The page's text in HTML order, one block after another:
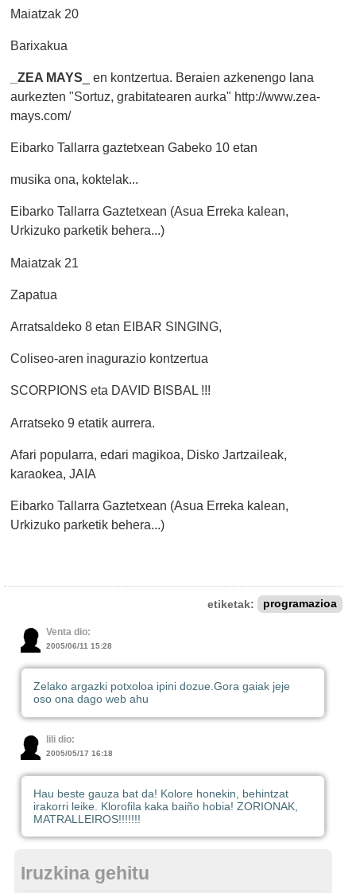
Maiatzak 20
Barixakua
_ZEA MAYS _ en kontzertua. Beraien azkenengo lana
aurkezten "Sortuz, grabitatearen aurka" http://www.zea-
mays.com/
Eibarko Tallarra gaztetxean Gabeko 10 etan
musika ona, koktelak...
Eibarko Tallarra Gaztetxean (Asua Erreka kalean,
Urkizuko parketik behera...)
Maiatzak 21
Zapatua
Arratsaldeko 8 etan EIBAR SINGING,
Coliseo-aren inagurazio kontzertua
SCORPIONS eta DAVID BISBAL !!!
Arratseko 9 etatik aurrera.
Afari popularra, edari magikoa, Disko Jartzaileak,
karaokea, JAIA
Eibarko Tallarra Gaztetxean (Asua Erreka kalean,
Urkizuko parketik behera...)
etiketak: programazioa
Venta dio:
2005/06/11 15:28
Zelako argazki potxoloa ipini dozue. Gora gaiak jeje
oso ona dago web ahu
lili dio:
2005/05/17 16:18
Hau beste gauza bat da! Kolore honekin, behintzat
irakorri leike. Klorofila kaka baiño hobia! ZORIONAK,
MATRALLEIROS!!!!!!!
Iruzkina gehitu